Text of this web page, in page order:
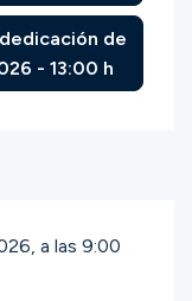
de
- 13:00 h
a las 9:00